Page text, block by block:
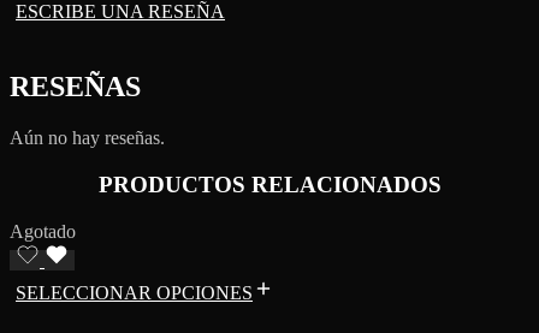
ESCRIBE UNA RESEÑA
RESEÑAS
Aún no hay reseñas.
PRODUCTOS RELACIONADOS
Agotado
SELECCIONAR OPCIONES